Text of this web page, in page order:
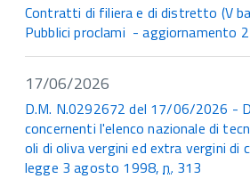
Contratti di filiera e di distretto (V
Pubblici proclami - aggiornamento
17/06/2026
D.M. N.0292672 del 17/06/2026 -
concernenti l'elenco nazionale di
oli di oliva vergini ed extra vergini di
legge 3 agosto 1998,n. 313